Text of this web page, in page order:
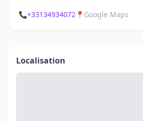
📞+33134934072 📍 Google Maps
Localisation